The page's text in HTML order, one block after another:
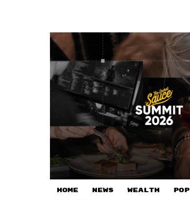
HOME NEWS WEALTH POP